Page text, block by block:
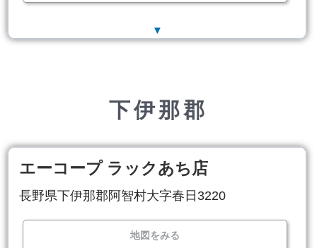
▼
下伊那郡
エーコープ ラックあち店
長野県下伊那郡阿智村大字春日3220
地図をみる